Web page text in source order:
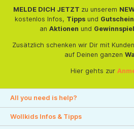
MELDE DICH JETZT zu unserem
kostenlos Infos, Tippsund
an Aktionen und
Zusätzlich schenken wir Dir mit
auf Deinen ganzen
Hier gehts zur
All you need is help?
Wollkids Infos & Tipps